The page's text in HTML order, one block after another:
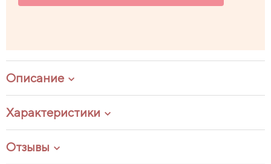
Описание
Характеристики
Отзывы